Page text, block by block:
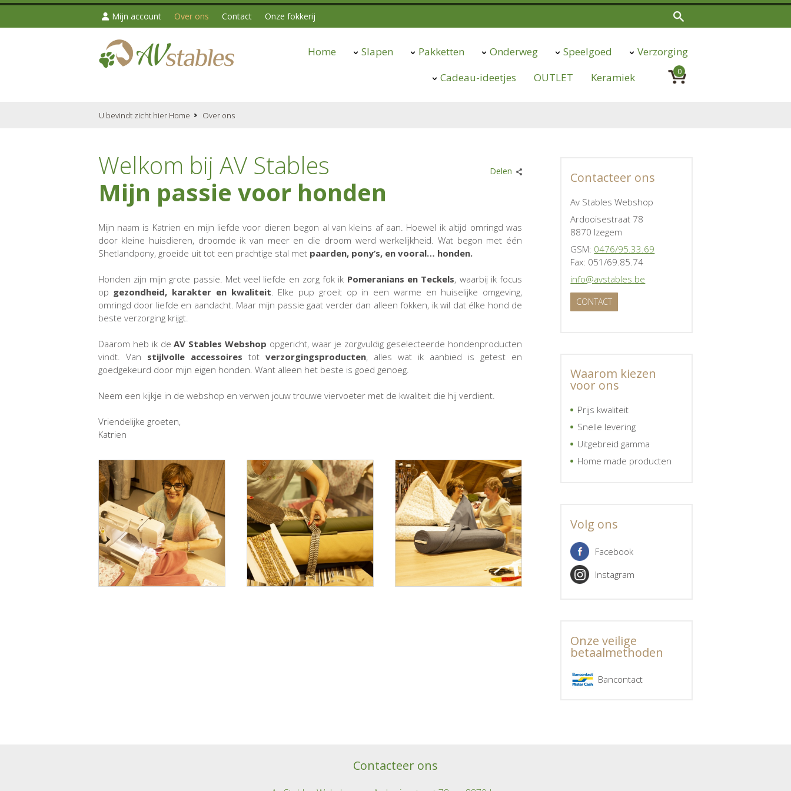
Mijn account Over ons Contact Onze fokkerij
Home Slapen Pakketten Onderweg Speelgoed
Verzorging
Cadeau-ideetjes
OUTLET Keramiek 0
U bevindt zicht hier Home Over ons
Welkom bij AV Stables
Mijn passie voor honden
Delen
Mijn naam is Katrien en mijn liefde voor dieren begon al van kleins af aan. Hoewel ik altijd omringd was
door kleine huisdieren, droomde ik van meer en die droom werd werkelijkheid. Wat begon met één
Shetlandpony, groeide uit tot een prachtige stal met paarden, pony’s, en vooral… honden.
Honden zijn mijn grote passie. Met veel liefde en zorg fok ik Pomeranians en Teckels, waarbij ik focus
op gezondheid, karakter en kwaliteit. Elke pup groeit op in een warme en huiselijke omgeving,
omringd door liefde en aandacht. Maar mijn passie gaat verder dan alleen fokken, ik wil dat élke hond de
beste verzorging krijgt.
Daarom heb ik deAV Stables Webshop opgericht, waar je zorgvuldig geselecteerde hondenproducten
vindt. Van stijlvolle accessoires tot verzorgingsproducten, alles wat ik aanbied is getest en
goedgekeurd door mijn eigen honden. Want alleen het beste is goed genoeg.
Neem een kijkje in de webshop en verwen jouw trouwe viervoeter met de kwaliteit die hij verdient.
Vriendelijke groeten,
Katrien
Contacteer ons
Av Stables Webshop
Ardooisestraat 78
8870 Izegem
GSM: 0476/95.33.69
Fax: 051/69.85.74
info@avstables.be
CONTACT
Waarom kiezen
voor ons
Prijs kwaliteit
Snelle levering
Uitgebreid gamma
Home made producten
Volg ons
Facebook
Instagram
Onze veilige
betaalmethoden
Bancontact
Contacteer ons